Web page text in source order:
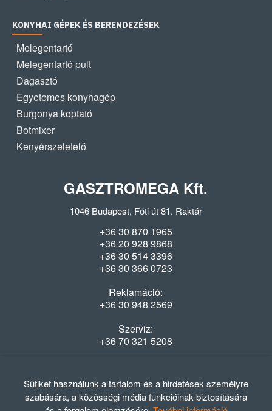
KONYHAI GÉPEK ÉS BERENDEZÉSEK
Melegentartó
Melegentartó pult
Dagasztó
Egyetemes konyhagép
Burgonya koptató
Botmixer
Kenyérszeletelő
GASZTROMEGA Kft.
1046 Budapest, Fóti út 81. Raktár
+36 30 870 1965
+36 20 928 9868
+36 30 514 3396
+36 30 366 0723
Reklamáció:
+36 30 948 2569
Szerviz:
+36 70 321 5208
Hétfő-Péntek: 08:00-16:30
Sütiket használunk a tartalom és a hirdetések személyre
szabására, a közösségi média funkcióinak biztosítására